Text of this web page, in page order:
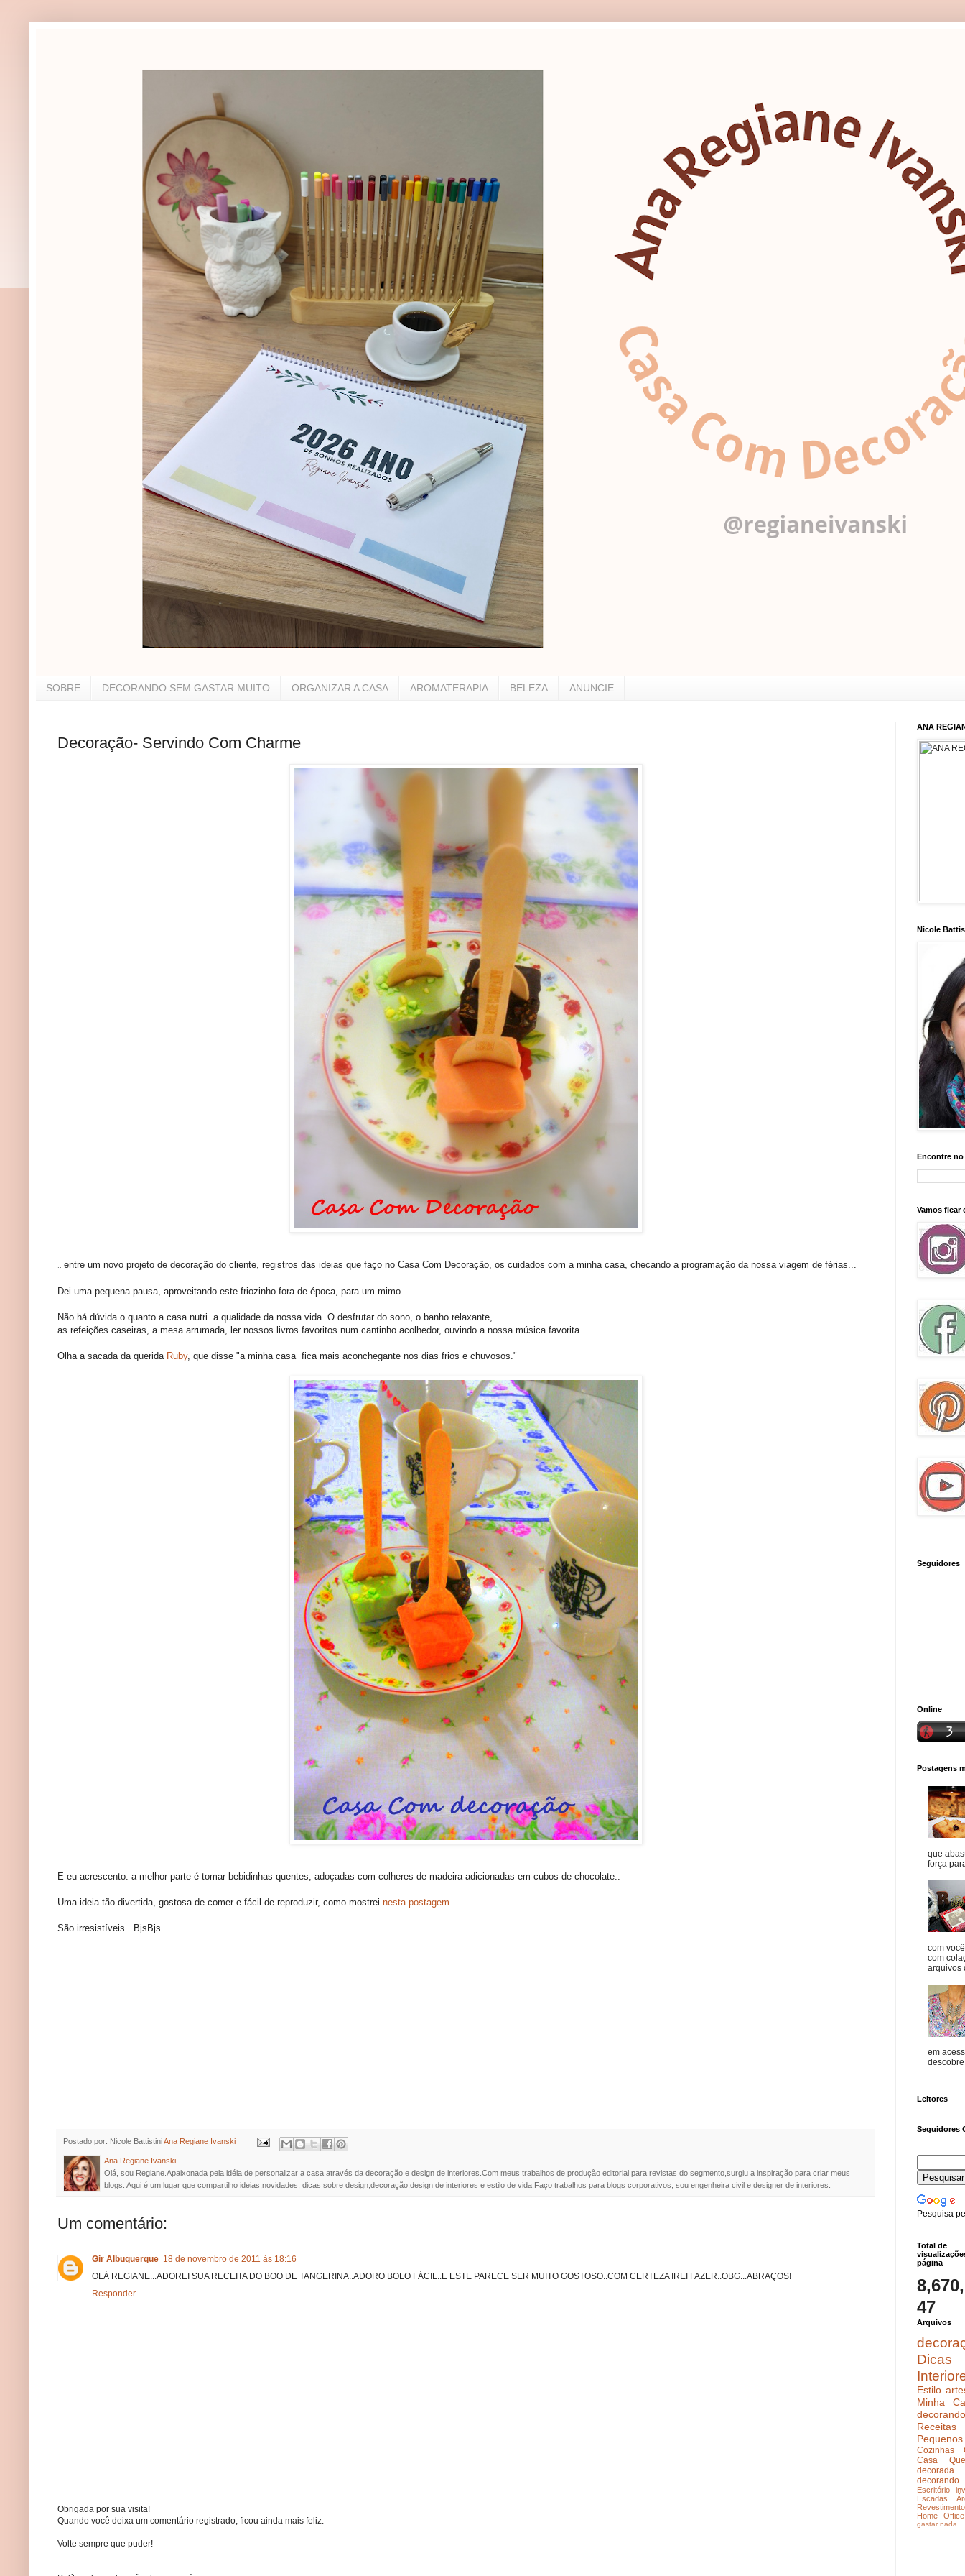
SOBRE DECORANDO SEM GASTAR MUITO ORGANIZAR A CASA AROMATERAPIA BELEZA ANUNCIE
Decoração- Servindo Com Charme
.. entre um novo projeto de decoração do cliente, registros das ideias que faço no Casa Com Decoração, os cuidados com a minha casa, checando a programação da nossa viagem de férias...
Dei uma pequena pausa, aproveitando este friozinho fora de época, para um mimo.
Não há dúvida o quanto a casa nutri a qualidade da nossa vida. O desfrutar do sono, o banho relaxante,
as refeições caseiras, a mesa arrumada, ler nossos livros favoritos num cantinho acolhedor, ouvindo a nossa música favorita.
Olha a sacada da querida Ruby, que disse "a minha casa fica mais aconchegante nos dias frios e chuvosos."
E eu acrescento: a melhor parte é tomar bebidinhas quentes, adoçadas com colheres de madeira adicionadas em cubos de chocolate..
Uma ideia tão divertida, gostosa de comer e fácil de reproduzir, como mostrei nesta postagem.
São irresistíveis...BjsBjs
Postado por: Nicole BattistiniAna Regiane Ivanski
Ana Regiane Ivanski
Olá, sou Regiane.Apaixonada pela idéia de personalizar a casa através da decoração e design de interiores.Com meus trabalhos de produção editorial para revistas do segmento,surgiu a inspiração para criar meus
blogs. Aqui é um lugar que compartilho ideias,novidades, dicas sobre design,decoração,design de interiores e estilo de vida.Faço trabalhos para blogs corporativos, sou engenheira civil e designer de interiores.
Um comentário:
Gir Albuquerque 18 de novembro de 2011 às 18:16
OLÁ REGIANE...ADOREI SUA RECEITA DO BOO DE TANGERINA..ADORO BOLO FÁCIL..E ESTE PARECE SER MUITO GOSTOSO..COM CERTEZA IREI FAZER..OBG...ABRAÇOS!
Responder
Obrigada por sua visita!
Quando você deixa um comentário registrado, ficou ainda mais feliz.
Volte sempre que puder!
ANA
Nicole
Encontre no
Vamos ficar
Seguidores
Online
Postagens
que
força
com
com
arquivos
em
Leitores
Seguidores
Pesquisa
Total de
página
47
Arquivos
Dicas
Estilo
Minha
Receitas
Cozinhas
Casa
decorada
Escritório
Escadas
Revestimento
Home Office
gastar nada.